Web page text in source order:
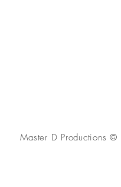
Master D Productions©